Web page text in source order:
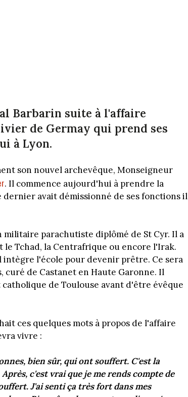
Barbarin suite à l'affaire
de Germay qui prend ses
à Lyon.
son nouvel archevêque, Monseigneur
. Il commence aujourd'hui à prendre la
avait démissionné de ses fonctions il
militaire parachutiste diplômé de St Cyr. Il a
Tchad, la Centrafrique ou encore l'Irak.
intègre l'école pour devenir prêtre. Ce sera
curé de Castanet en Haute Garonne. Il
de Toulouse avant d'être évêque
ces quelques mots à propos de l'affaire
vivre :
bien sûr, qui ont souffert. C'est la
c'est vrai que je me rends compte de
J'ai senti ça très fort dans mes